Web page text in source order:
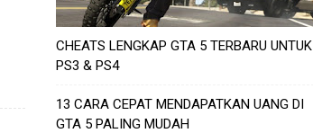
CHEATS LENGKAP GTA 5 TERBARU UNTUK
PS3 & PS4
13 CARA CEPAT MENDAPATKAN UANG DI
GTA 5 PALING MUDAH